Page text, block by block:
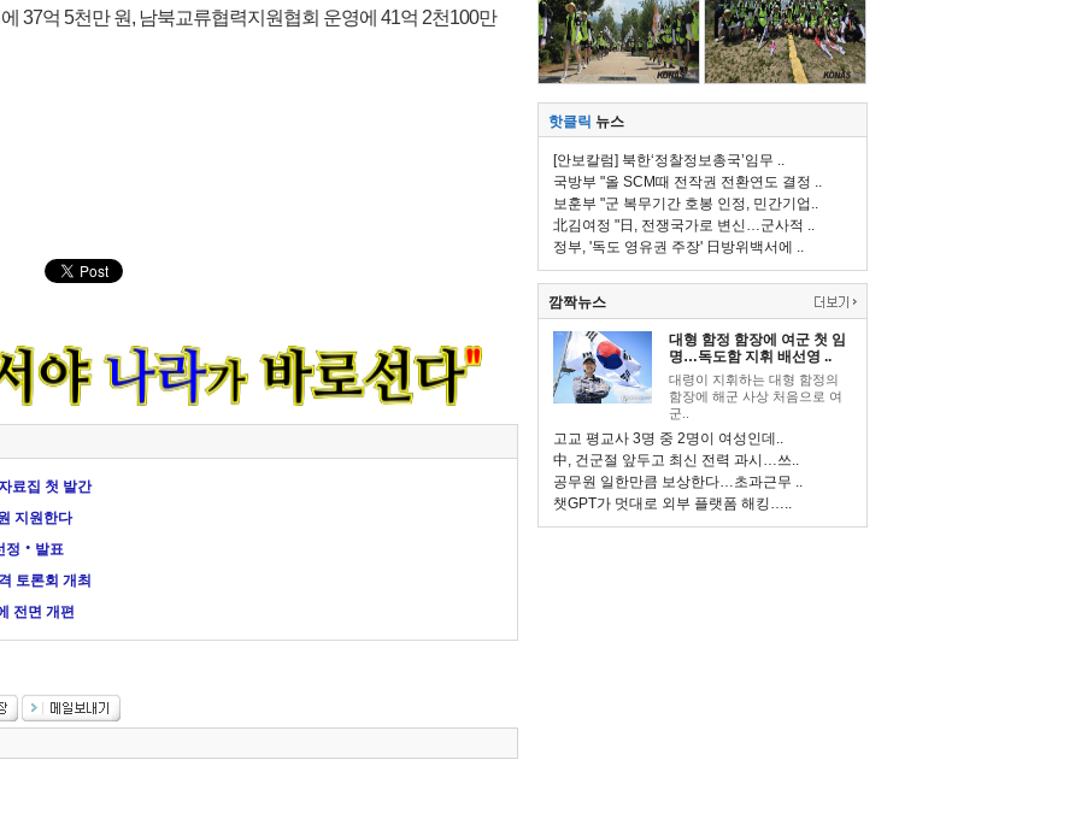
37억 5천만 원, 남북교류협력지원협회 운영에 41억 2천100만
료집 첫 발간
지원한다
정‧발표
토론회 개최
전면 개편
핫클릭 뉴스
[안보칼럼] 북한‘정찰정보총국’임무 ..
국방부 "올 SCM때 전작권 전환연도 결정 ..
보훈부 "군 복무기간 호봉 인정, 민간기업..
北김여정 "日, 전쟁국가로 변신…군사적 ..
정부, '독도 영유권 주장' 日방위백서에 ..
깜짝뉴스
대형 함정 함장에 여군 첫 임
명…독도함 지휘 배선영 ..
대령이 지휘하는 대형 함정의
함장에 해군 사상 처음으로 여
군..
고교 평교사 3명 중 2명이 여성인데..
中, 건군절 앞두고 최신 전력 과시…쓰..
공무원 일한만큼 보상한다…초과근무 ..
챗GPT가 멋대로 외부 플랫폼 해킹…..